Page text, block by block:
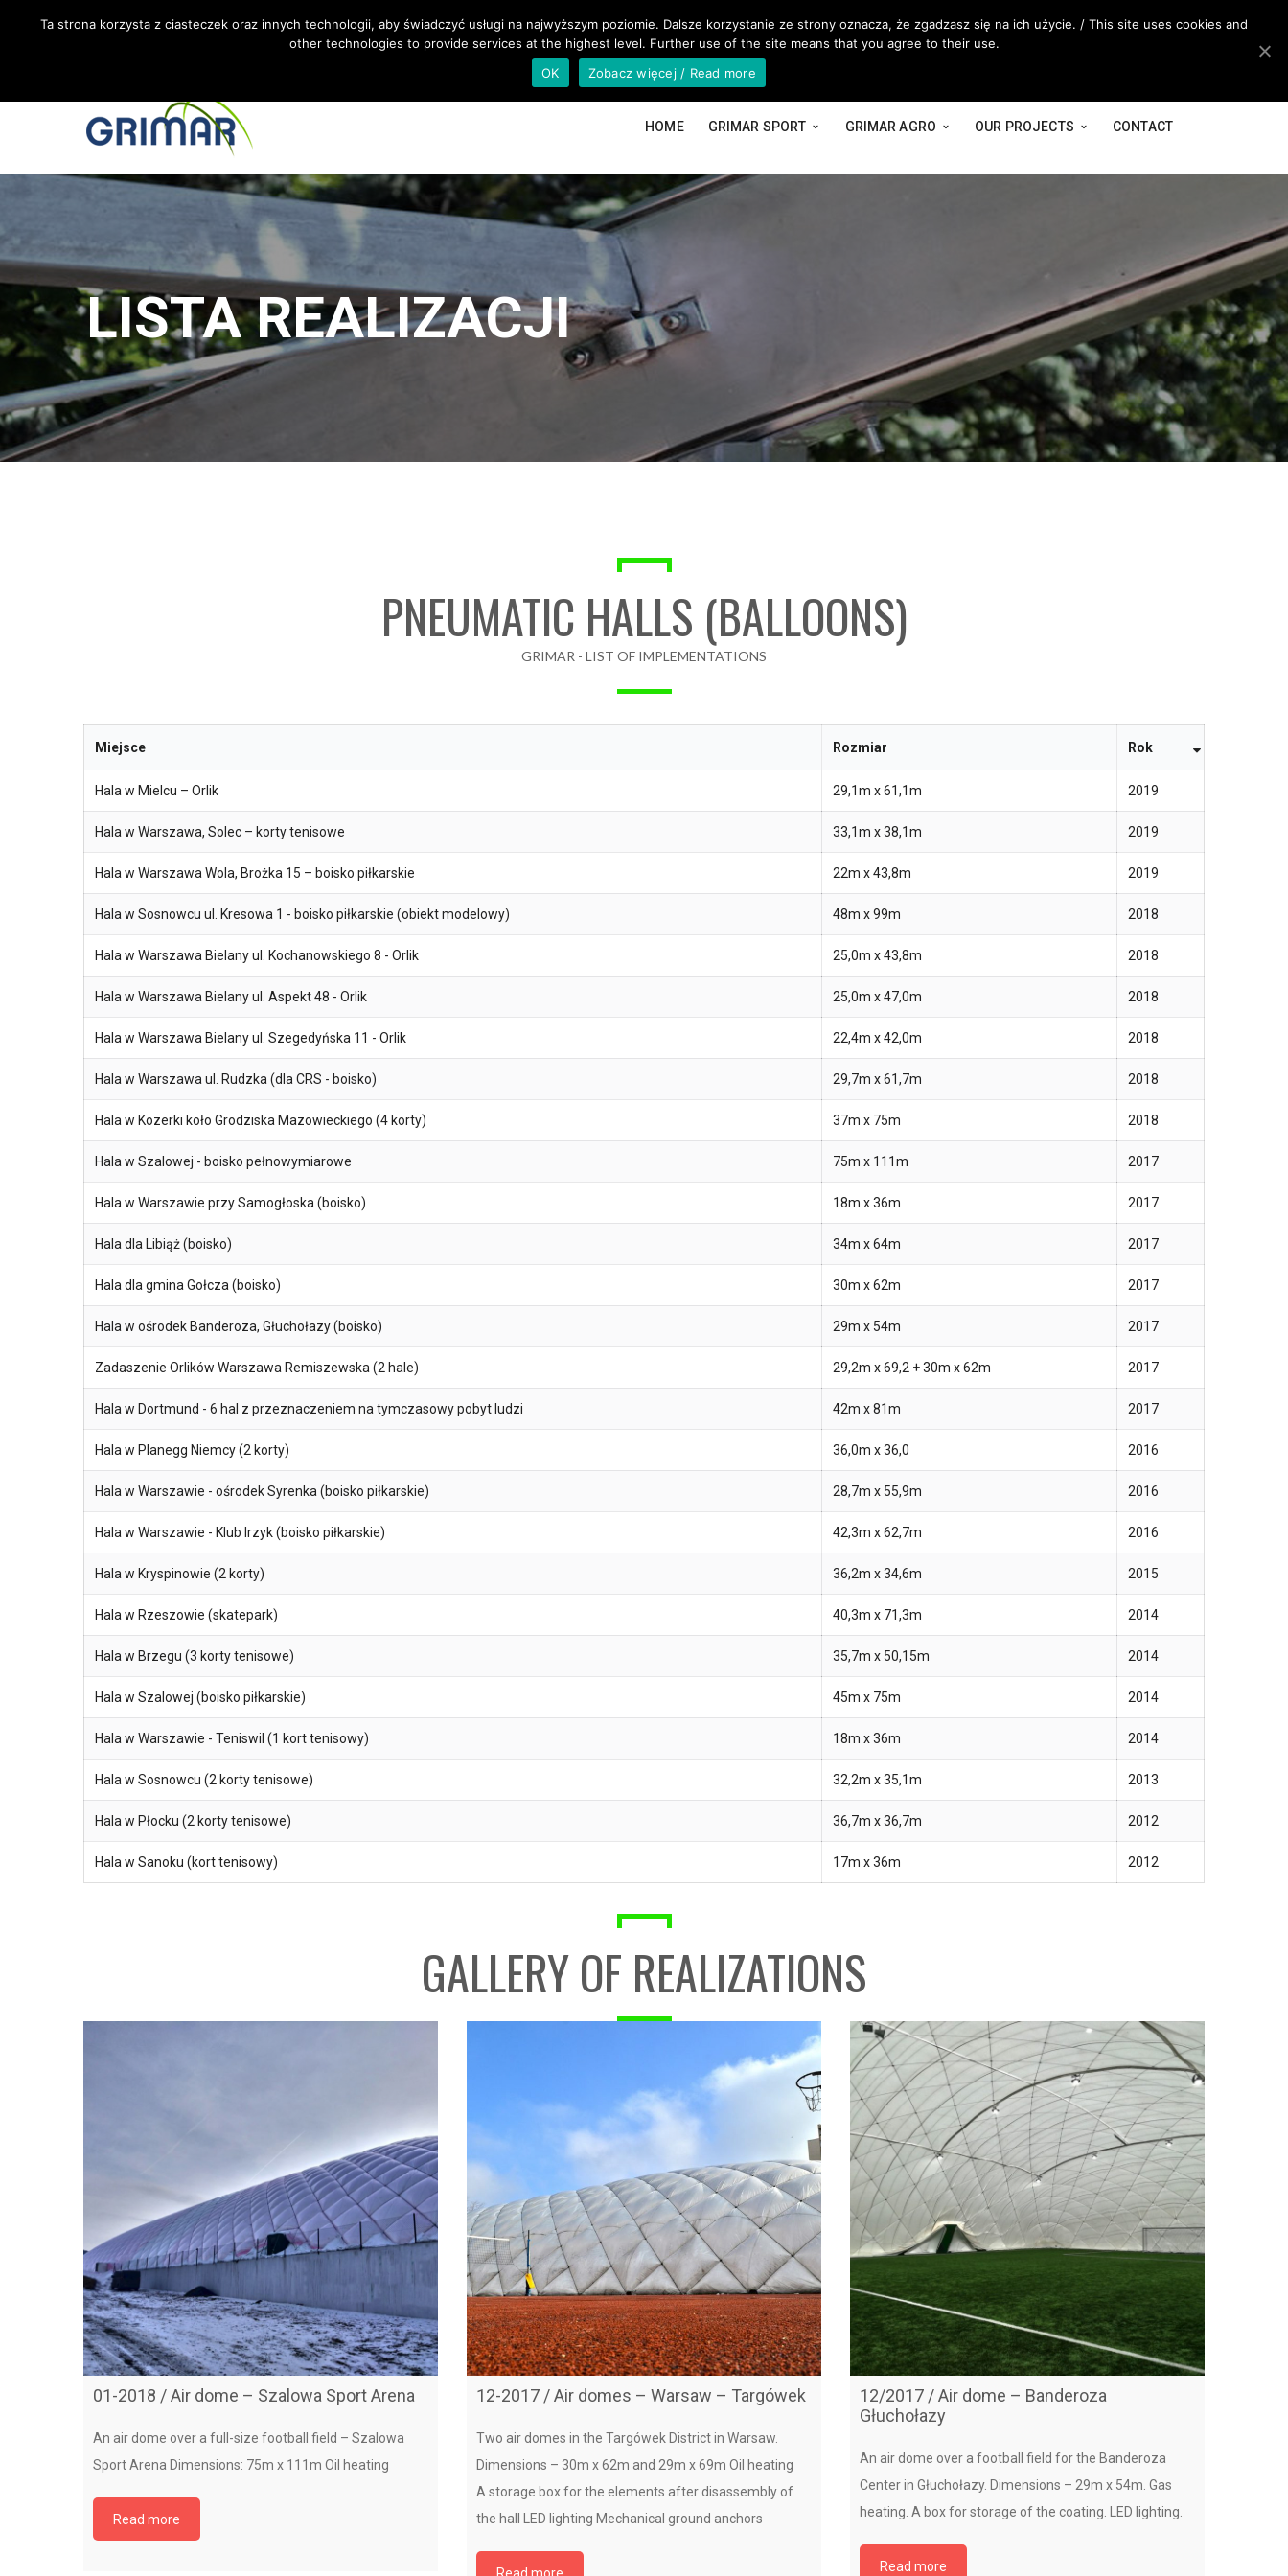
CALL US +48 533 967 605 INTERNATIONAL@GRIMAR.EU
HOME GRIMAR SPORT GRIMAR AGRO OUR PROJECTS CONTACT
LISTA REALIZACJI
PNEUMATIC HALLS (BALLOONS)
GRIMAR - LIST OF IMPLEMENTATIONS
Miejsce Rozmiar Rok
Hala w Mielcu – Orlik 29,1m x 61,1m 2019
Hala w Warszawa, Solec – korty tenisowe 33,1m x 38,1m 2019
Hala w Warszawa Wola, Brożka 15 – boisko piłkarskie 22m x 43,8m 2019
Hala w Sosnowcu ul. Kresowa 1 - boisko piłkarskie (obiekt modelowy) 48m x 99m 2018
Hala w Warszawa Bielany ul. Kochanowskiego 8 - Orlik 25,0m x 43,8m 2018
Hala w Warszawa Bielany ul. Aspekt 48 - Orlik 25,0m x 47,0m 2018
Hala w Warszawa Bielany ul. Szegedyńska 11 - Orlik 22,4m x 42,0m 2018
Hala w Warszawa ul. Rudzka (dla CRS - boisko) 29,7m x 61,7m 2018
Hala w Kozerki koło Grodziska Mazowieckiego (4 korty) 37m x 75m 2018
Hala w Szalowej - boisko pełnowymiarowe 75m x 111m 2017
Hala w Warszawie przy Samogłoska (boisko) 18m x 36m 2017
Hala dla Libiąż (boisko) 34m x 64m 2017
Hala dla gmina Gołcza (boisko) 30m x 62m 2017
Hala w ośrodek Banderoza, Głuchołazy (boisko) 29m x 54m 2017
Zadaszenie Orlików Warszawa Remiszewska (2 hale) 29,2m x 69,2 + 30m x 62m 2017
Hala w Dortmund - 6 hal z przeznaczeniem na tymczasowy pobyt ludzi 42m x 81m 2017
Hala w Planegg Niemcy (2 korty) 36,0m x 36,0 2016
Hala w Warszawie - ośrodek Syrenka (boisko piłkarskie) 28,7m x 55,9m 2016
Hala w Warszawie - Klub Irzyk (boisko piłkarskie) 42,3m x 62,7m 2016
Hala w Kryspinowie (2 korty) 36,2m x 34,6m 2015
Hala w Rzeszowie (skatepark) 40,3m x 71,3m 2014
Hala w Brzegu (3 korty tenisowe) 35,7m x 50,15m 2014
Hala w Szalowej (boisko piłkarskie) 45m x 75m 2014
Hala w Warszawie - Teniswil (1 kort tenisowy) 18m x 36m 2014
Hala w Sosnowcu (2 korty tenisowe) 32,2m x 35,1m 2013
Hala w Płocku (2 korty tenisowe) 36,7m x 36,7m 2012
Hala w Sanoku (kort tenisowy) 17m x 36m 2012
GALLERY OF REALIZATIONS
01-2018 / Air dome – Szalowa Sport Arena
An air dome over a full-size football field – Szalowa
Sport Arena Dimensions: 75m x 111m Oil heating
Read more
12-2017 / Air domes – Warsaw – Targówek
Two air domes in the Targówek District in Warsaw.
Dimensions – 30m x 62m and 29m x 69m Oil heating
A storage box for the elements after disassembly of
the hall LED lighting Mechanical ground anchors
12/2017 / Air dome – Banderoza
Głuchołazy
An air dome over a football field for the Banderoza
Center in Głuchołazy. Dimensions – 29m x 54m. Gas
heating. A box for storage of the coating. LED lighting.
Read more
Ta strona korzysta z ciasteczek oraz innych technologii, aby świadczyć usługi na najwyższym poziomie. Dalsze korzystanie ze strony oznacza, że zgadzasz się na ich użycie. / This site uses cookies and
other technologies to provide services at the highest level. Further use of the site means that you agree to their use.
OK
Zobacz więcej / Read more